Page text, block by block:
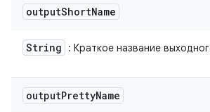
outputShortName
String : Краткое название
outputPrettyName